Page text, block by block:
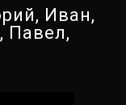
Иван,
Павел,